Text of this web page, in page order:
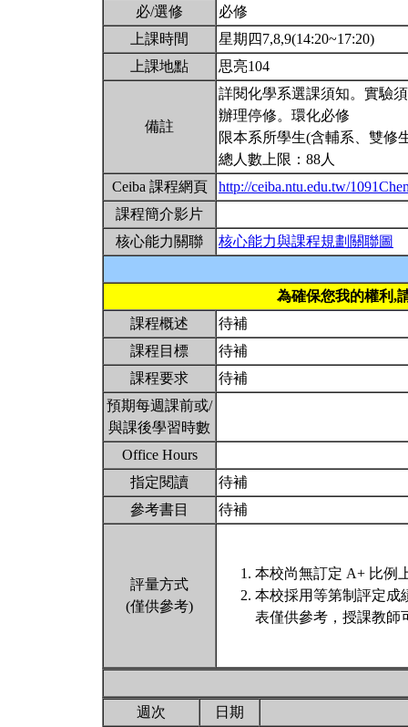
必/選修
必修
上課時間
星期四7,8,9(14:20~17:20)
上課地點
思亮104
備註
詳閱化學系選課須知。實驗
辦理停修。環化必修
限本系所學生(含輔系、雙修
總人數上限：88人
Ceiba 課程網頁
http://ceiba.ntu.edu.tw/
課程簡介影片
核心能力關聯
核心能力與課程規劃關聯圖
為確保您我的權利,
課程概述
待補
課程目標
待補
課程要求
待補
預期每週課前或/
與課後學習時數
Office Hours
指定閱讀
待補
參考書目
待補
評量方式
(僅供參考)
本校尚無訂定 A+ 比例
本校採用等第制評定成
表僅供參考，授課教師
週次 日期